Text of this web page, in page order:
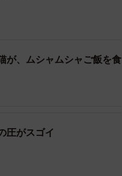
が、ムシャムシャご飯を食
圧がスゴイ